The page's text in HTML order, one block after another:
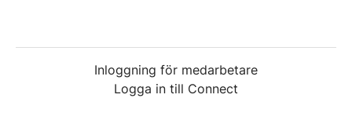
Inloggning för medarbetare
Logga in till Connect